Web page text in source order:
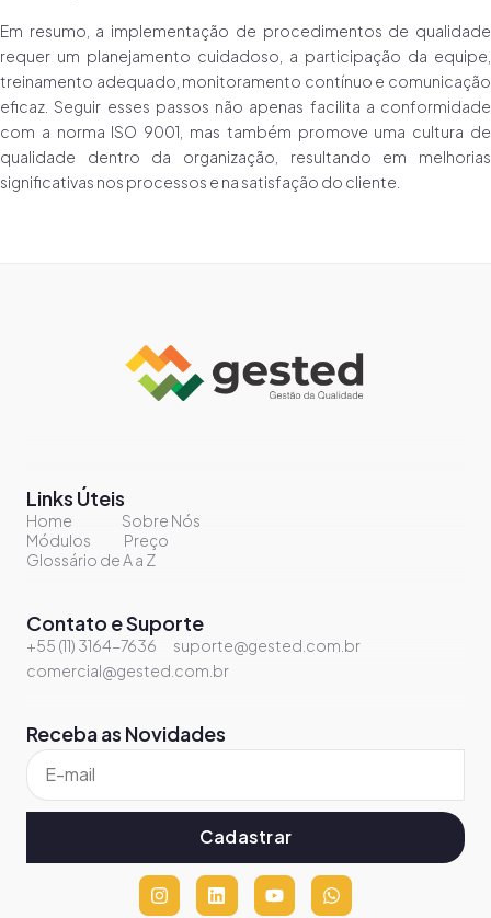
Em resumo, a implementação de procedimentos de qualidade
requer um planejamento cuidadoso, a participação da equipe,
treinamento adequado, monitoramento contínuo e comunicação
eficaz. Seguir esses passos não apenas facilita a conformidade
com a norma ISO 9001, mas também promove uma cultura de
qualidade dentro da organização, resultando em melhorias
significativas nos processos e na satisfação do cliente.
Receba as Novidades
Cadastrar
Links Úteis
Home
Sobre Nós
Módulos
Preço
Glossário de A a Z
Contato e Suporte
+55 (11) 3164-7636
suporte@gested.com.br
comercial@gested.com.br